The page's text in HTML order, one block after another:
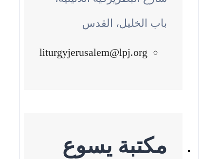
باب الخليل، القدس
liturgyjerusalem@lpj.org
مكتبة يسوع